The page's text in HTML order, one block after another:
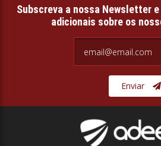
Subscreva a nossa Newsletter
adicionais sobre os
Enviar